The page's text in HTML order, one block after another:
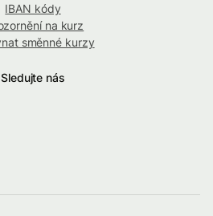
IBAN kódy
na kurz
směnné kurzy
Sledujte nás